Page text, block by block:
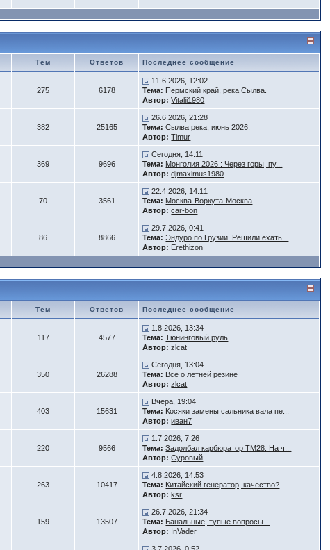
Тем Ответов Последнее сообщение
275 6178
11.6.2026, 12:02
Тема: Пермский край, река Сылва.
Автор: Vitalii1980
382 25165
26.6.2026, 21:28
Тема: Сылва река, июнь 2026.
Автор: Timur
369 9696
Сегодня, 14:11
Тема: Монголия 2026 : Через горы, пу...
Автор: djmaximus1980
70 3561
22.4.2026, 14:11
Тема: Москва-Воркута-Москва
Автор: car-bon
86 8866
29.7.2026, 0:41
Тема: Эндуро по Грузии. Решили ехать...
Автор: Erethizon
Тем Ответов Последнее сообщение
117 4577
1.8.2026, 13:34
Тема: Тюнинговый руль
Автор: zlcat
350 26288
Сегодня, 13:04
Тема: Всё о летней резине
Автор: zlcat
403 15631
Вчера, 19:04
Тема: Косяки замены сальника вала пе...
Автор: иван7
220 9566
1.7.2026, 7:26
Тема: Задолбал карбюратор ТМ28. На ч...
Автор: Суровый
263 10417
4.8.2026, 14:53
Тема: Китайский генератор, качество?
Автор: ksr
159 13507
26.7.2026, 21:34
Тема: Банальные, тупые вопросы...
Автор: InVader